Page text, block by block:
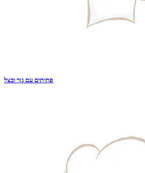
פתיתים עם גזר ובצל